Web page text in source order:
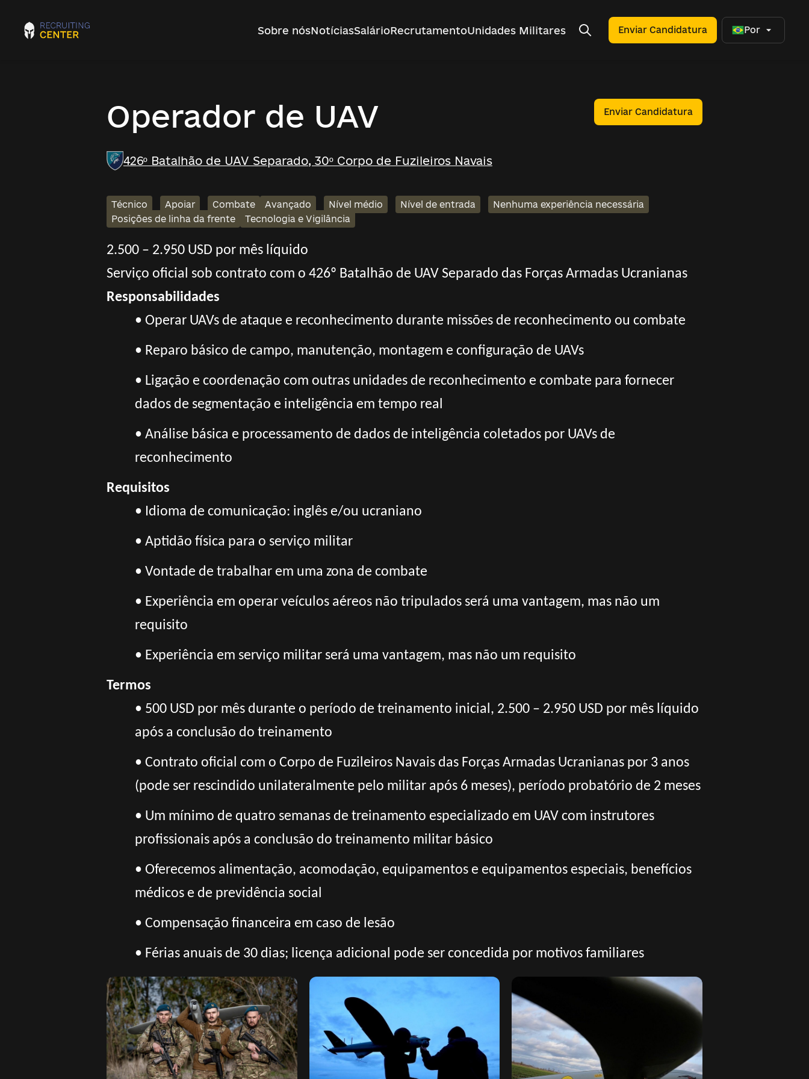
Sobre nósNotíciasSalárioRecrutamentoUnidades Militares Enviar Candidatura Por
Operador de UAV Enviar Candidatura
426º Batalhão de UAV Separado, 30º Corpo de Fuzileiros Navais
Técnico Apoiar Combate Avançado Nível médio Nível de entrada
Nenhuma experiência necessária
Posições de linha da frente
Tecnologia e Vigilância
2.500 – 2.950 USD por mês líquido
Serviço oficial sob contrato com o 426º Batalhão de UAV Separado das Forças Armadas Ucranianas
Responsabilidades
• Operar UAVs de ataque e reconhecimento durante missões de reconhecimento ou combate
• Reparo básico de campo, manutenção, montagem e configuração de UAVs
• Ligação e coordenação com outras unidades de reconhecimento e combate para fornecer
dados de segmentação e inteligência em tempo real
• Análise básica e processamento de dados de inteligência coletados por UAVs de
reconhecimento
Requisitos
• Idioma de comunicação: inglês e/ou ucraniano
• Aptidão física para o serviço militar
• Vontade de trabalhar em uma zona de combate
• Experiência em operar veículos aéreos não tripulados será uma vantagem, mas não um
requisito
• Experiência em serviço militar será uma vantagem, mas não um requisito
Termos
• 500 USD por mês durante o período de treinamento inicial, 2.500 – 2.950 USD por mês líquido
após a conclusão do treinamento
• Contrato oficial com o Corpo de Fuzileiros Navais das Forças Armadas Ucranianas por 3 anos
(pode ser rescindido unilateralmente pelo militar após 6 meses), período probatório de 2 meses
• Um mínimo de quatro semanas de treinamento especializado em UAV com instrutores
profissionais após a conclusão do treinamento militar básico
• Oferecemos alimentação, acomodação, equipamentos e equipamentos especiais, benefícios
médicos e de previdência social
• Compensação financeira em caso de lesão
• Férias anuais de 30 dias; licença adicional pode ser concedida por motivos familiares